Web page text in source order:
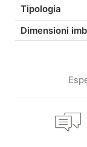
Tipologia
Dimensioni